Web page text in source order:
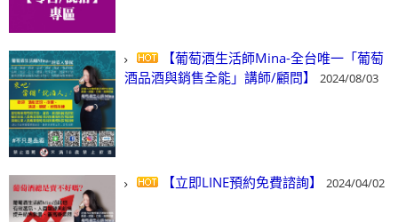
【葡萄酒生活師Mina-全台唯一「葡萄
酒品酒與銷售全能」講師/顧問】
2024/08/03
【立即LINE預約免費諮詢】 2024/04/02